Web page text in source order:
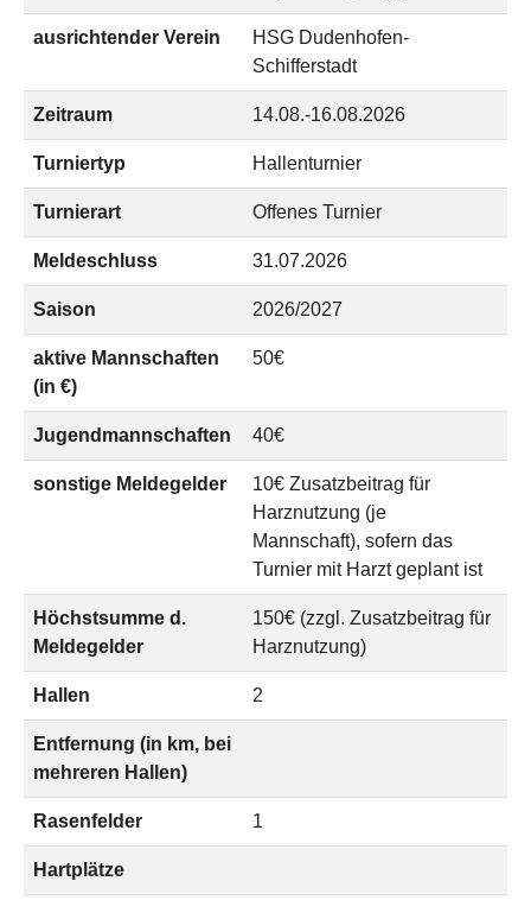
ausrichtender Verein
HSG Dudenhofen-
Schifferstadt
Zeitraum 14.08.-16.08.2026
Turniertyp Hallenturnier
Turnierart Offenes Turnier
Meldeschluss 31.07.2026
Saison 2026/2027
aktive Mannschaften
(in €)
50€
Jugendmannschaften 40€
sonstige Meldegelder
10€ Zusatzbeitrag für
Harznutzung (je
Mannschaft), sofern das
Turnier mit Harzt geplant ist
Höchstsumme d.
Meldegelder
150€ (zzgl. Zusatzbeitrag für
Harznutzung)
Hallen 2
Entfernung (in km, bei
mehreren Hallen)
Rasenfelder 1
Hartplätze